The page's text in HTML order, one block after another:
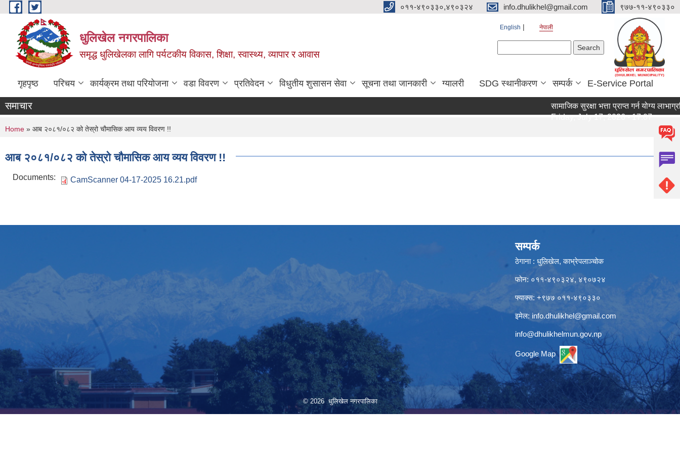
Skip to main content ०११-४९०३३०,४९०३२४ info.dhulikhel@gmail.com ९७७-११-४९०३३०
धुलिखेल नगरपालिका
समृद्ध धुलिखेलका लागि पर्यटकीय विकास, शिक्षा, स्वास्थ्य, व्यापार र आवास
English नेपाली
गृहपृष्ठ परिचय कार्यक्रम तथा परियोजना वडा विवरण प्रतिवेदन विधुतीय शुसासन सेवा सूचना तथा जानकारी ग्यालरी SDG स्थानीकरण सम्पर्क E-Service Portal
समाचार
सामाजिक सुरक्षा भत्ता प्राप्त गर्न योग्य
Friday, July 17, 2026 - 17:07
You are here
Home » आब २०८१/०८२ को तेस्रो चौमासिक आय व्यय विवरण !!
आब २०८१/०८२ को तेस्रो चौमासिक आय व्यय विवरण !!
Documents: CamScanner 04-17-2025 16.21.pdf
सम्पर्क
ठेगाना : धुलिखेल, काभ्रेपलाञ्चोक
फोन: ०११-४९०३२४, ४९०७२४
फ्याक्स: +९७७ ०११-४९०३३०
इमेल: info.dhulikhel@gmail.com
info@dhulikhelmun.gov.np
Google Map
© 2026 धुलिखेल नगरपालिका